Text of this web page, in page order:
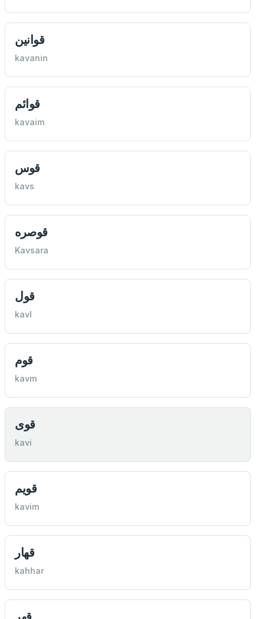
قوانين
kavanin
قوائم
kavaim
قوس
kavs
قوصره
Kavsara
قول
kavl
قوم
kavm
قوی
kavi
قويم
kavim
قهار
kahhar